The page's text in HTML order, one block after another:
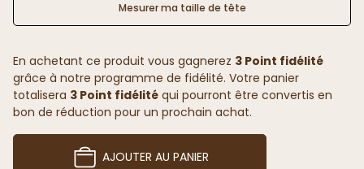
Mesurer ma taille de tête
En achetant ce produit vous gagnerez 3 Point fidélité
grâce à notre programme de fidélité. Votre panier
totalisera 3 Point fidélité qui pourront être convertis en
bon de réduction pour un prochain achat.
AJOUTER AU PANIER